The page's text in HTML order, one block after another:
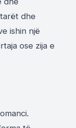
dhe
ishin një
ose zija e